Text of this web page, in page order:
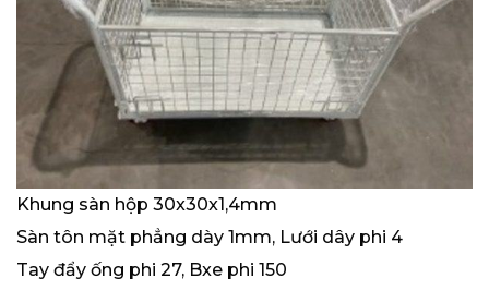
Khung sàn hộp 30x30x1,4mm
Sàn tôn mặt phẳng dày 1mm, Lưới dây phi 4
Tay đẩy ống phi 27, Bxe phi 150